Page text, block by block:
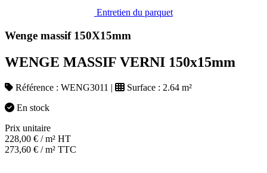
Entretien du parquet
Wenge massif 150X15mm
WENGE MASSIF VERNI 150x15mm
Référence : WENG3011 | Surface : 2.64 m²
En stock
Prix unitaire
228,00 € / m² HT
273,60 € / m² TTC